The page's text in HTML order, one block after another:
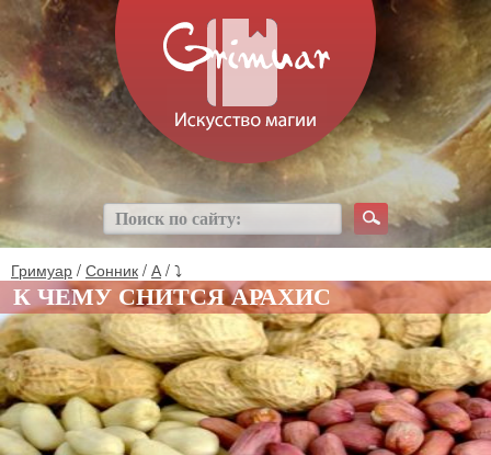
Гримуар / Сонник / А / ⤵
К ЧЕМУ СНИТСЯ АРАХИС